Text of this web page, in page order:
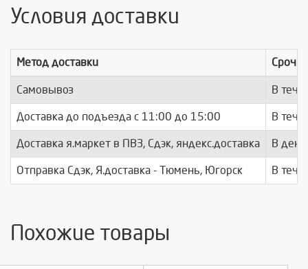
Условия доставки
Метод доставки
Самовывоз В
Доставка до подъезда c 11:00 до 15:00 В
Доставка я.маркет в ПВЗ, Сдэк, яндекс.доставка В день
Отправка Сдэк, Я.доставка - Тюмень, Югорск В
Похожие товары